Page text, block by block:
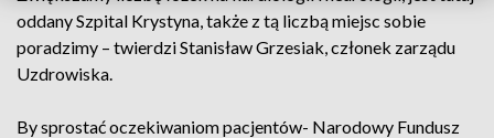
oddany Szpital Krystyna, także z tą liczbą miejsc sobie
poradzimy – twierdzi Stanisław Grzesiak, członek zarządu
Uzdrowiska.
By sprostać oczekiwaniom pacjentów- Narodowy Fundusz